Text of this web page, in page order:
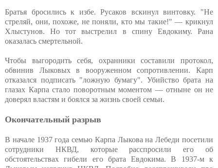
Братья бросились к избе. Русаков вскинул винтовку. "Не
стреляй, они, похоже, не поняли, кто мы такие!" — крикнул
Хлыстунов. Но тот выстрелил в спину Евдокиму. Рана
оказалась смертельной.
Чтобы выгородить себя, охранники составили протокол,
обвинив Лыковых в вооруженном сопротивлении. Карп
отказался подписать "ложную бумагу". Убийство брата на
глазах Карпа стало поворотным моментом — отныне он не
доверял властям и боялся за жизнь своей семьи.
Окончательный разрыв
В начале 1937 года семью Карпа Лыкова на Лебеди посетили
сотрудники НКВД, которые расспросили его об
обстоятельствах гибели его брата Евдокима. В 1937-м к